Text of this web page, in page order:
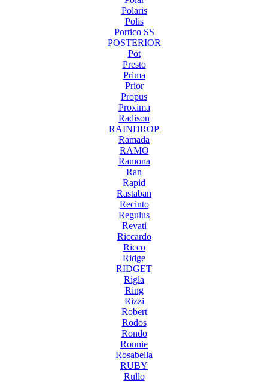
Polaris
Polis
Portico SS
POSTERIOR
Pot
Presto
Prima
Prior
Propus
Proxima
Radison
RAINDROP
Ramada
RAMO
Ramona
Ran
Rapid
Rastaban
Recinto
Regulus
Revati
Riccardo
Ricco
Ridge
RIDGET
Rigla
Ring
Rizzi
Robert
Rodos
Rondo
Ronnie
Rosabella
RUBY
Rullo